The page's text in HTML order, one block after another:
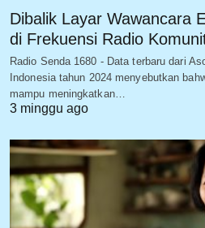
Dibalik Layar Wawancara
di Frekuensi Radio
Radio Senda 1680 - Data terbaru dari
Indonesia tahun 2024 menyebutkan
mampu meningkatkan…
3 minggu ago